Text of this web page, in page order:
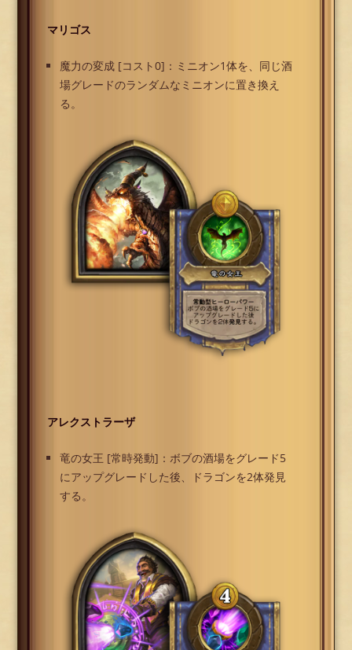
マリゴス
魔力の変成 [コスト0]：ミニオン1体を、同じ酒
場グレードのランダムなミニオンに置き換え
る。
アレクストラーザ
竜の女王 [常時発動]：ボブの酒場をグレード5
にアップグレードした後、ドラゴンを2体発見
する。